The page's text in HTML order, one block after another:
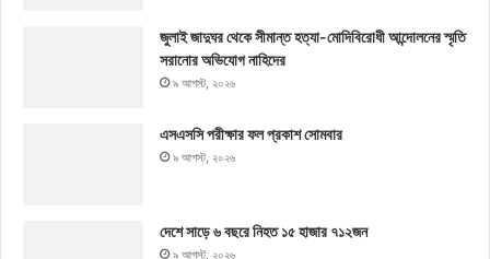
জুলাই জাদুঘর থেকে সীমান্ত হত্যা-মোদিবিরোধী আন্দোলনের স্মৃতি
সরানোর অভিযোগ নাহিদের
৯ আগস্ট, ২০২৬
এসএসসি পরীক্ষার ফল প্রকাশ সোমবার
৯ আগস্ট, ২০২৬
দেশে সাড়ে ৬ বছরে নিহত ১৫ হাজার ৭১২জন
৯ আগস্ট, ২০২৬